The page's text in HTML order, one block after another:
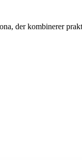
der kombinerer